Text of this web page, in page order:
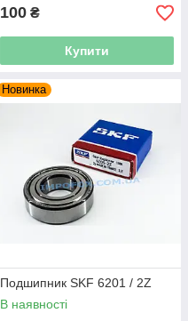
100 ₴
Купити
Новинка
Подшипник SKF 6201 / 2Z
В наявності